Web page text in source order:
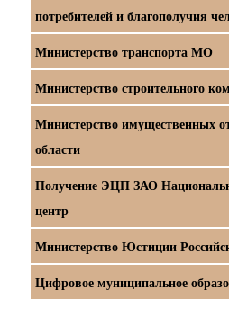
потребителей и благополучия
Министерство транспорта МО
Министерство строительного
Министерство имущественных
области
Получение ЭЦП ЗАО
центр
Министерство Юстиции
Цифровое муниципальное